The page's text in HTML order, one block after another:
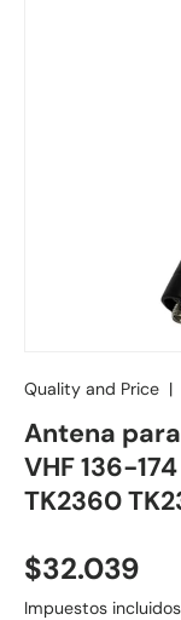
Quality and Price |
Antena
VHF 136-
TK2360
Precio
$32.039
Impuestos